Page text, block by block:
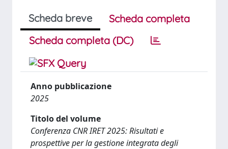
Scheda breve
Scheda completa
Scheda completa (DC)
Anno pubblicazione
2025
Titolo del volume
Conferenza CNR IRET 2025: Risultati e
prospettive per la gestione integrata degli